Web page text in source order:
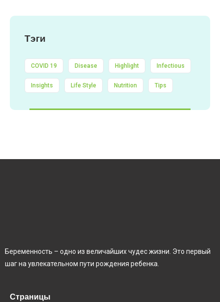
Тэги
COVID 19 Disease Highlight Infectious
Insights Life Style Nutrition Tips
Беременность – одно из величайших чудес жизни. Это первый
шаг на увлекательном пути рождения ребенка.
Страницы